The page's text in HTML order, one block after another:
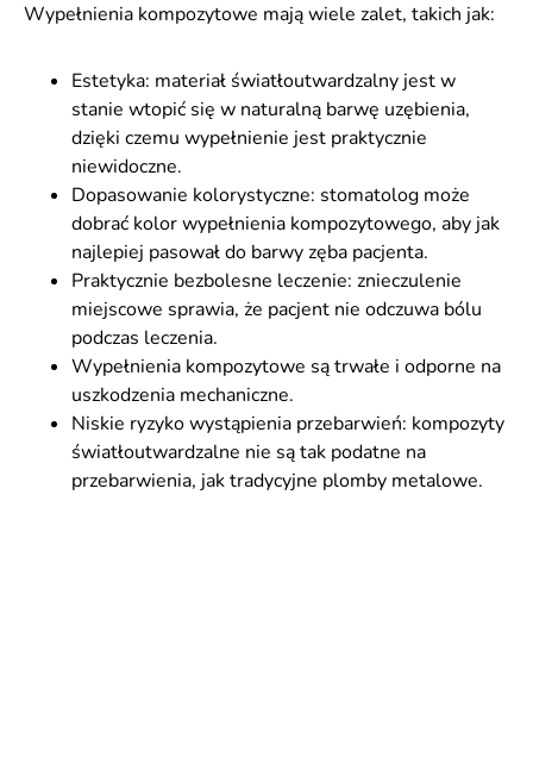
Wypełnienia kompozytowe mają wiele zalet, takich jak:
Estetyka: materiał światłoutwardzalny jest w
stanie wtopić się w naturalną barwę uzębienia,
dzięki czemu wypełnienie jest praktycznie
niewidoczne.
Dopasowanie kolorystyczne: stomatolog może
dobrać kolor wypełnienia kompozytowego, aby jak
najlepiej pasował do barwy zęba pacjenta.
Praktycznie bezbolesne leczenie: znieczulenie
miejscowe sprawia, że pacjent nie odczuwa bólu
podczas leczenia.
Wypełnienia kompozytowe są trwałe i odporne na
uszkodzenia mechaniczne.
Niskie ryzyko wystąpienia przebarwień: kompozyty
światłoutwardzalne nie są tak podatne na
przebarwienia, jak tradycyjne plomby metalowe.